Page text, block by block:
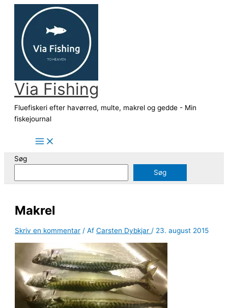
indholdet
Via Fishing
Fluefiskeri efter havørred, multe, makrel og gedde - Min
fiskejournal
Søg
Søg
Makrel
Skriv en kommentar / AfCarsten Dybkjar/ 23. august 2015